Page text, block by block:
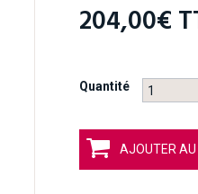
204,00€
Quantité
AJOUTER AU